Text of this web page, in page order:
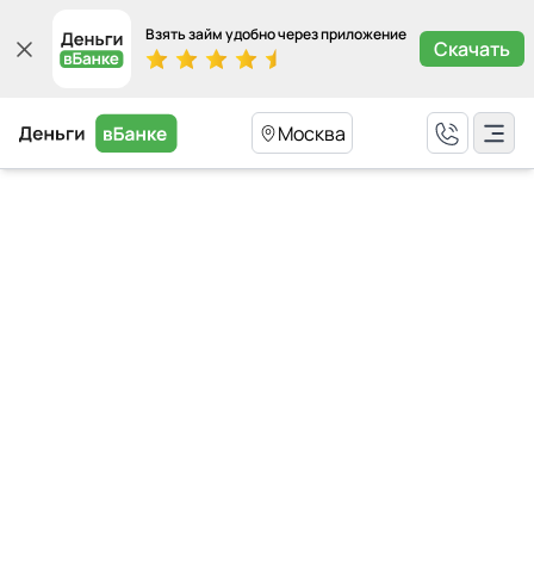
Взять займ удобно через приложение
Скачать
Москва